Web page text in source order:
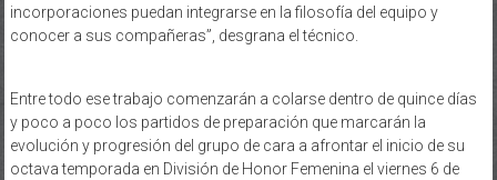
incorporaciones puedan integrarse en la filosofía del equipo y
conocer a sus compañeras”, desgrana el técnico.
Entre todo ese trabajo comenzarán a colarse dentro de quince días
y poco a poco los partidos de preparación que marcarán la
evolución y progresión del grupo de cara a afrontar el inicio de su
octava temporada en División de Honor Femenina el viernes 6 de